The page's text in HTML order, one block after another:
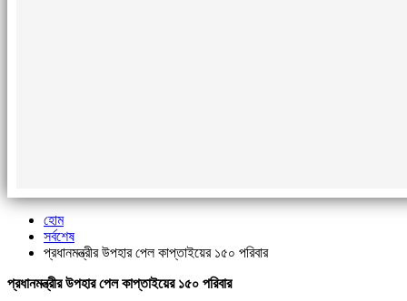
হোম
সর্বশেষ
প্রধানমন্ত্রীর উপহার পেল কাপ্তাইয়ের ১৫০ পরিবার
প্রধানমন্ত্রীর উপহার পেল কাপ্তাইয়ের ১৫০ পরিবার